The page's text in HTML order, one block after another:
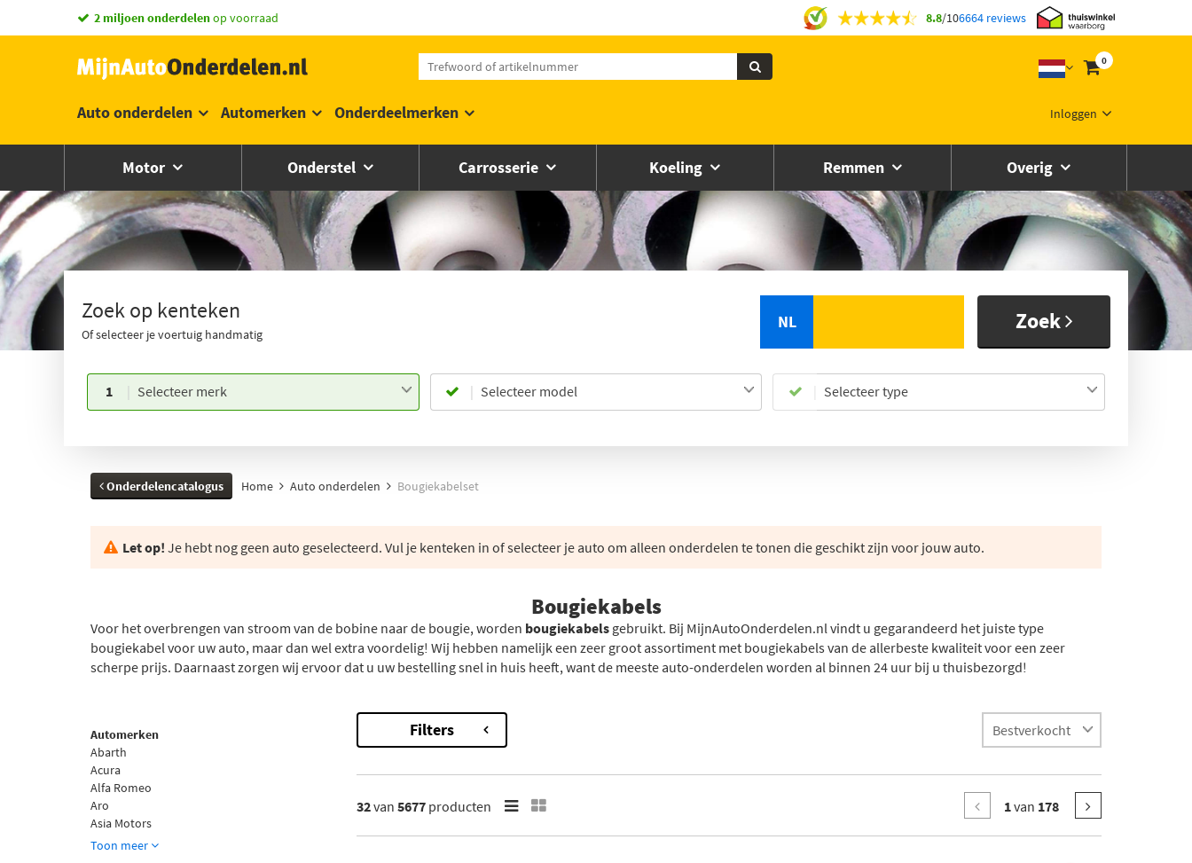
vandaag besteld,morgen in huis * 8.8/106664 reviews
0
Inloggen
Auto onderdelen Automerken Onderdeelmerken
Motor Onderstel Carrosserie Koeling Remmen Overig
Zoek op kenteken
Of selecteer je voertuig handmatig
NL Zoek
1 Selecteer merk Selecteer model Selecteer type
Onderdelencatalogus Home Auto onderdelen Bougiekabelset
Let op! Je hebt nog geen auto geselecteerd. Vul je kenteken in of selecteer je auto om alleen onderdelen te tonen die geschikt zijn voor jouw auto.
Bougiekabels
Voor het overbrengen van stroom van de bobine naar de bougie, worden bougiekabels gebruikt. Bij MijnAutoOnderdelen.nl vindt u gegarandeerd het juiste type
bougiekabel voor uw auto, maar dan wel extra voordelig! Wij hebben namelijk een zeer groot assortiment met bougiekabels van de allerbeste kwaliteit voor een zeer
scherpe prijs. Daarnaast zorgen wij ervoor dat u uw bestelling snel in huis heeft, want de meeste auto-onderdelen worden al binnen 24 uur bij u thuisbezorgd!
Automerken
Abarth
Acura
Alfa Romeo
Aro
Asia Motors
Toon meer
Filters
32van 5677 producten 1van 178